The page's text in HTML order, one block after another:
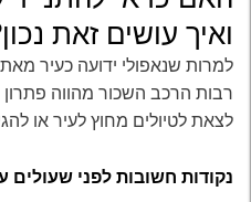
ואיך עושים זאת
למרות שנאפולי ידועה כעיר
רבות הרכב השכור מהווה פתרון
לצאת לטיולים מחוץ לעיר או
נקודות חשובות לפני שעולים